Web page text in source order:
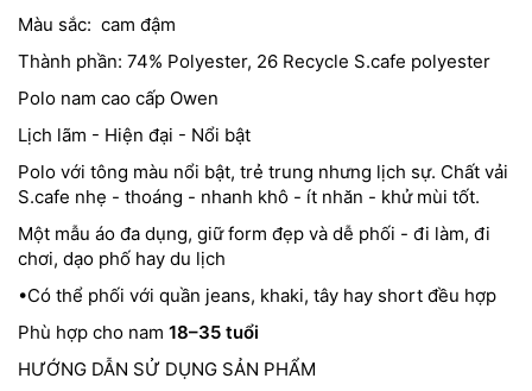
Màu sắc: cam đậm
Thành phần: 74% Polyester, 26 Recycle S.cafe polyester
Polo nam cao cấp Owen
Lịch lãm - Hiện đại - Nổi bật
Polo với tông màu nổi bật, trẻ trung nhưng lịch sự. Chất vải
S.cafe nhẹ - thoáng - nhanh khô - ít nhăn - khử mùi tốt.
Một mẫu áo đa dụng, giữ form đẹp và dễ phối - đi làm, đi
chơi, dạo phố hay du lịch
•Có thể phối với quần jeans, khaki, tây hay short đều hợp
Phù hợp cho nam 18–35 tuổi
HƯỚNG DẪN SỬ DỤNG SẢN PHẨM